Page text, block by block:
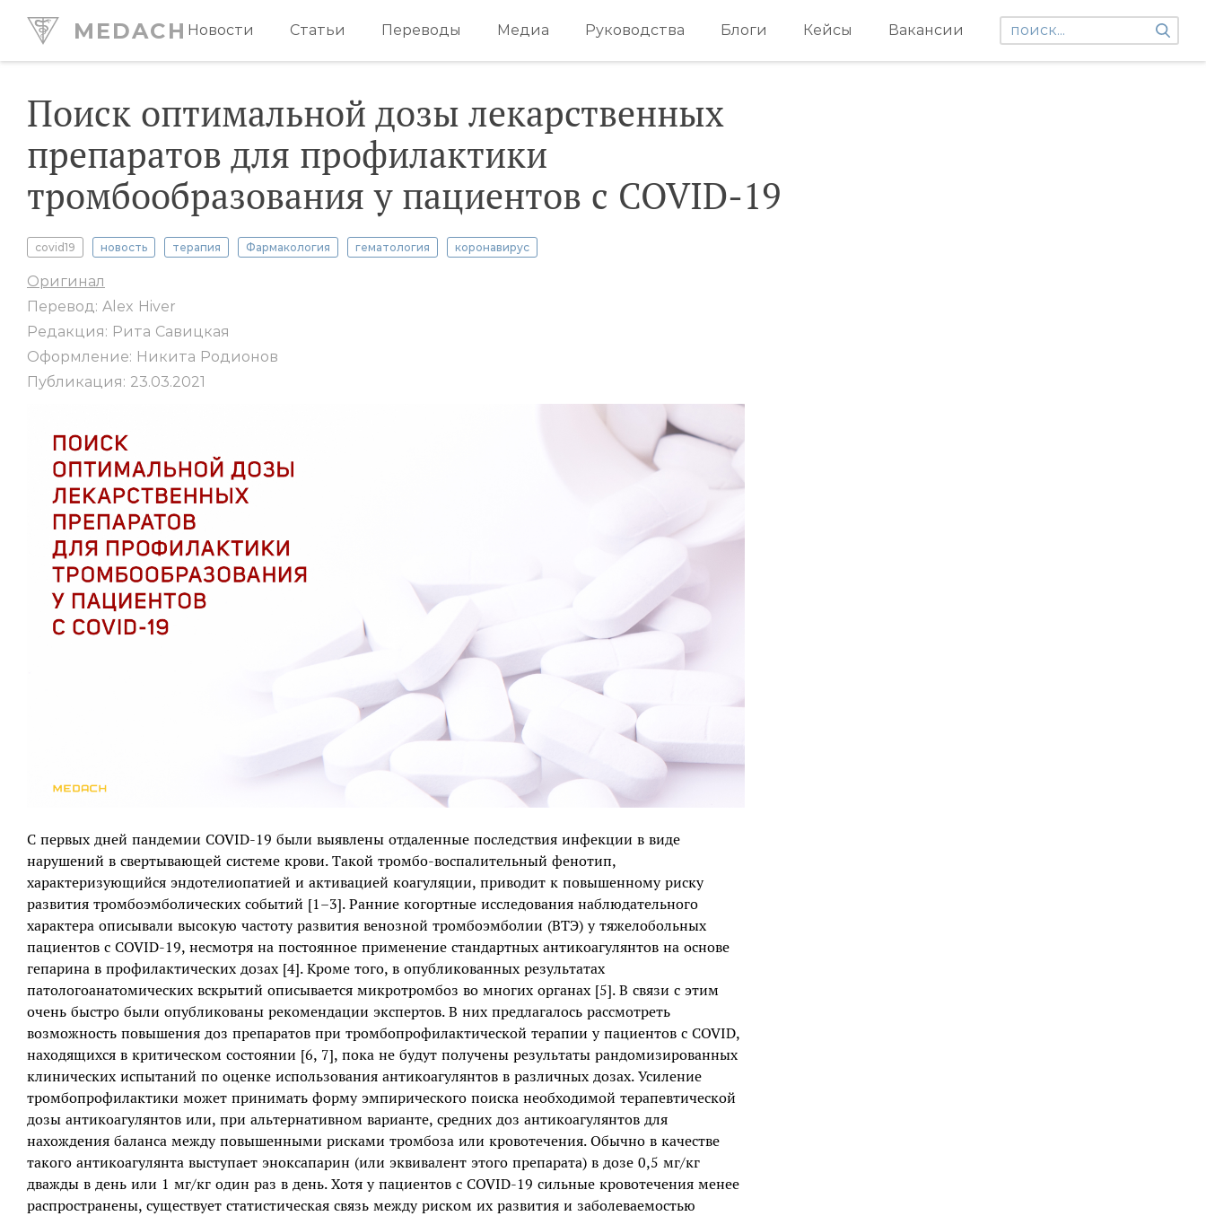
MEDACH Новости Статьи Переводы Медиа Руководства Блоги Кейсы Вакансии
Поиск оптимальной дозы лекарственных
препаратов для профилактики
тромбообразования у пациентов с COVID-19
covid19 новость терапия Фармакология гематология коронавирус
Оригинал
Перевод: Alex Hiver
Редакция: Рита Савицкая
Оформление: Никита Родионов
Публикация: 23.03.2021
С первых дней пандемии COVID-19 были выявлены отдаленные последствия инфекции в виде
нарушений в свертывающей системе крови. Такой тромбо-воспалительный фенотип,
характеризующийся эндотелиопатией и активацией коагуляции, приводит к повышенному риску
развития тромбоэмболических событий [1–3]. Ранние когортные исследования наблюдательного
характера описывали высокую частоту развития венозной тромбоэмболии (ВТЭ) у тяжелобольных
пациентов с COVID-19, несмотря на постоянное применение стандартных антикоагулянтов на основе
гепарина в профилактических дозах [4]. Кроме того, в опубликованных результатах
патологоанатомических вскрытий описывается микротромбоз во многих органах [5]. В связи с этим
очень быстро были опубликованы рекомендации экспертов. В них предлагалось рассмотреть
возможность повышения доз препаратов при тромбопрофилактической терапии у пациентов с COVID,
находящихся в критическом состоянии [6, 7], пока не будут получены результаты рандомизированных
клинических испытаний по оценке использования антикоагулянтов в различных дозах. Усиление
тромбопрофилактики может принимать форму эмпирического поиска необходимой терапевтической
дозы антикоагулянтов или, при альтернативном варианте, средних доз антикоагулянтов для
нахождения баланса между повышенными рисками тромбоза или кровотечения. Обычно в качестве
такого антикоагулянта выступает эноксапарин (или эквивалент этого препарата) в дозе 0,5 мг/кг
дважды в день или 1 мг/кг один раз в день. Хотя у пациентов с COVID-19 сильные кровотечения менее
распространены, существует статистическая связь между риском их развития и заболеваемостью